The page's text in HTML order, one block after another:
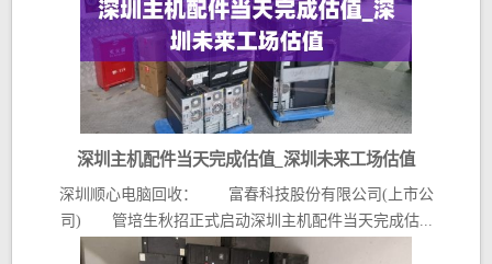
深圳主机配件当天完成估值_深圳未来工场估值
深圳顺心电脑回收： 富春科技股份有限公司(上市公
司) 管培生秋招正式启动深圳主机配件当天完成估...